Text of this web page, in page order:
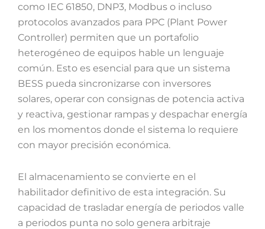
como IEC 61850, DNP3, Modbus o incluso
protocolos avanzados para PPC (Plant Power
Controller) permiten que un portafolio
heterogéneo de equipos hable un lenguaje
común. Esto es esencial para que un sistema
BESS pueda sincronizarse con inversores
solares, operar con consignas de potencia activa
y reactiva, gestionar rampas y despachar energía
en los momentos donde el sistema lo requiere
con mayor precisión económica.
El almacenamiento se convierte en el
habilitador definitivo de esta integración. Su
capacidad de trasladar energía de periodos valle
a periodos punta no solo genera arbitraje